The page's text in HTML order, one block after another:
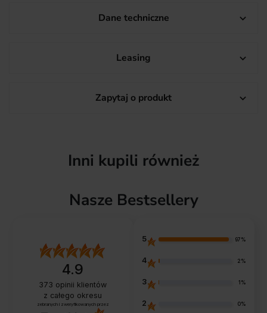
Dane techniczne 
Leasing 
Zapytaj o produkt 
Inni kupili również
Nasze Bestsellery
4.9
373 opinii klientów
z całego okresu
zebranych i zweryfikowanych przez
5 97%
4 2%
3 1%
2 0%